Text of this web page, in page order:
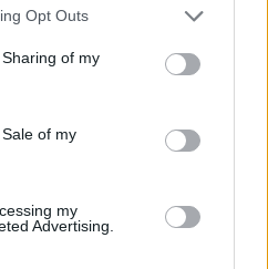
app uses one or more Google
behaviour. You may click to
and its third-party tags to
purposes in below Google
Opt Outs
of my
of my
my
Advertising.
Mindenből lehet
A
Garázscímű
volt a dömping,
meg persze a
Kispál és a
véletlenül kerültek